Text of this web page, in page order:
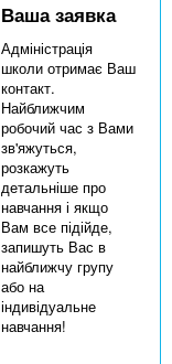
Ваша заявка
Адміністрація
школи отримає Ваш
контакт.
Найближчим
робочий час з Вами
зв'яжуться,
розкажуть
детальніше про
навчання і якщо
Вам все підійде,
запишуть Вас в
найближчу групу
або на
індивідуальне
навчання!